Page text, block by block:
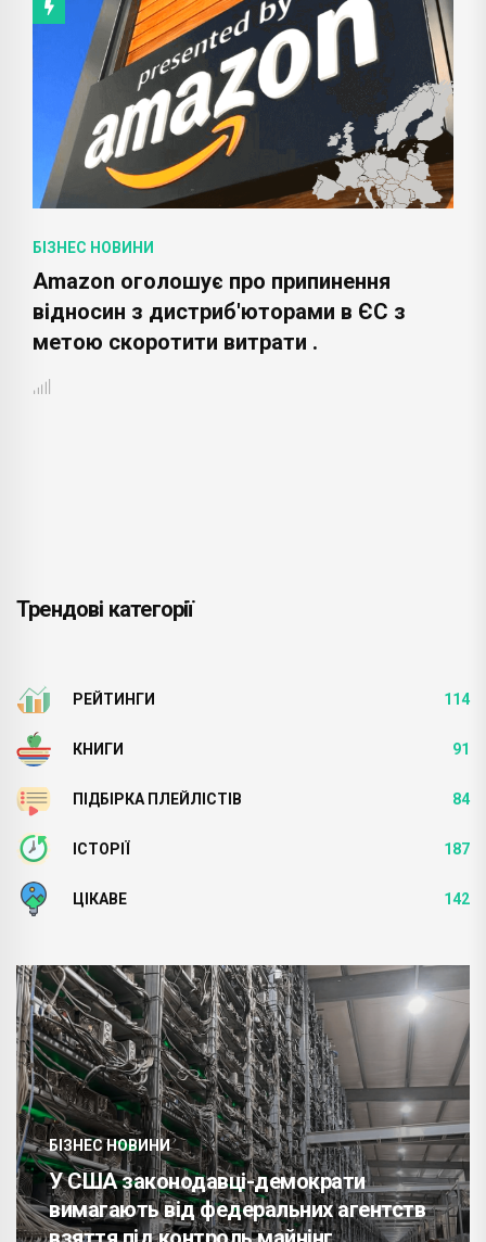
БІЗНЕС НОВИНИ
Amazon оголошує про припинення
відносин з дистриб'юторами в ЄС з
метою скоротити витрати .
Трендові категорії
РЕЙТИНГИ 114
КНИГИ 91
ПІДБІРКА ПЛЕЙЛІСТІВ 84
ІСТОРІЇ 187
ЦІКАВЕ 142
БІЗНЕС НОВИНИ
У США законодавці-демократи
вимагають від федеральних агентств